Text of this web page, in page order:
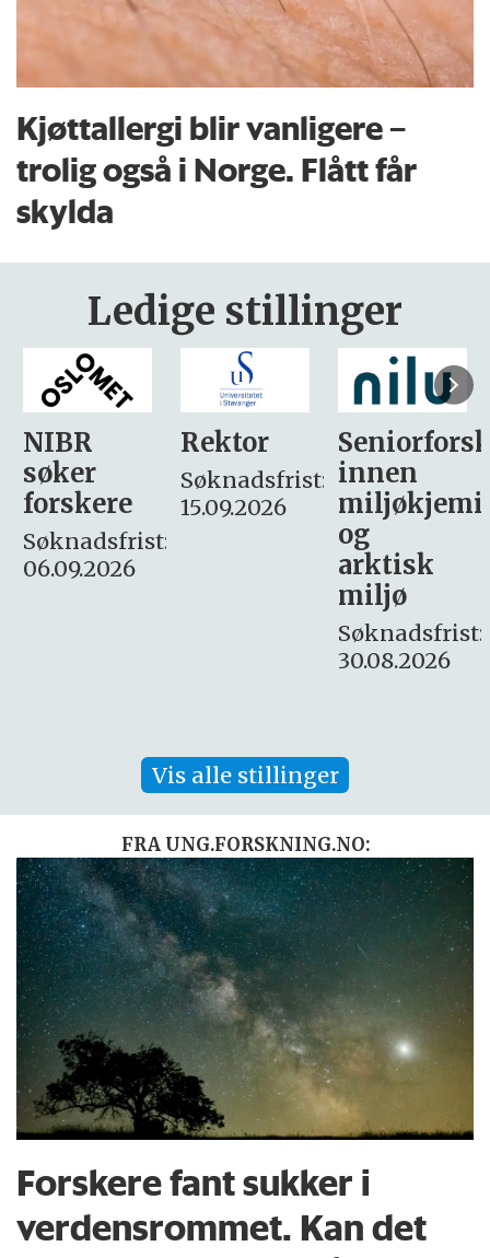
Kjøttallergi blir vanligere –
trolig også i Norge. Flått får
skylda
Ledige stillinger
Rektor
Søknadsfrist:
15.09.2026
Seniorforsker
innen
miljøkjemi
søker
– fast
Søknadsfrist:
16. august.
Vis alle stillinger
FRA UNG.FORSKNING.NO:
Forskere fant sukker i
verdensrommet. Kan det